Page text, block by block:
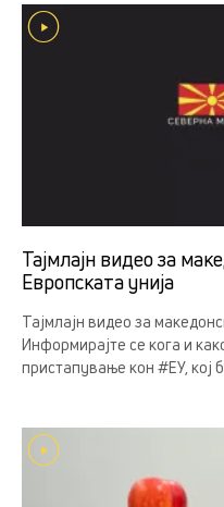
Тајмлајн видео за
Европската унија
Тајмлајн видео за
Информирајте се кога и
пристапување кон #ЕУ, кој